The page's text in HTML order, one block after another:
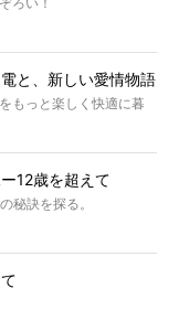
と、新しい愛情物語
もっと楽しく快適に暮
12歳を超えて
秘訣を探る。